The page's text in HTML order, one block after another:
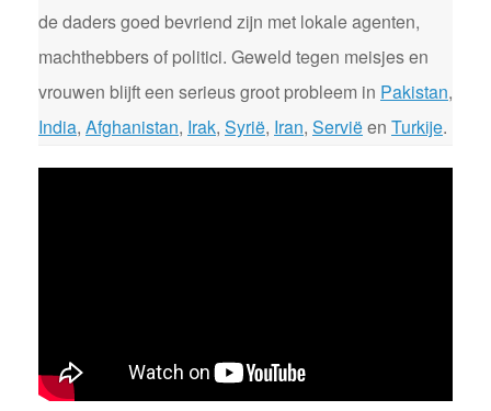
de daders goed bevriend zijn met lokale agenten,
machthebbers of politici. Geweld tegen meisjes en
vrouwen blijft een serieus groot probleem in Pakistan,
India, Afghanistan, Irak, Syrië, Iran, Serviëen Turkije.